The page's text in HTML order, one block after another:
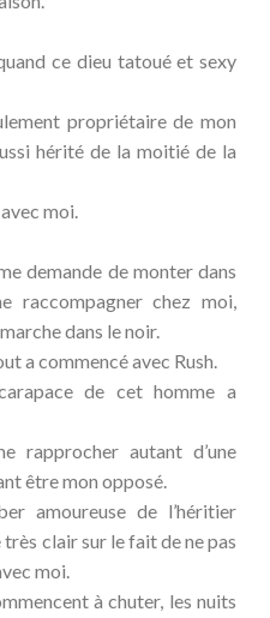
ce dieu tatoué et sexy
propriétaire de mon
hérité de la moitié de la
moi.
demande de monter dans
raccompagner chez moi,
dans le noir.
a commencé avec Rush.
de cet homme a
rapprocher autant d’une
être mon opposé.
amoureuse de l’héritier
clair sur le fait de ne pas
moi.
à chuter, les nuits